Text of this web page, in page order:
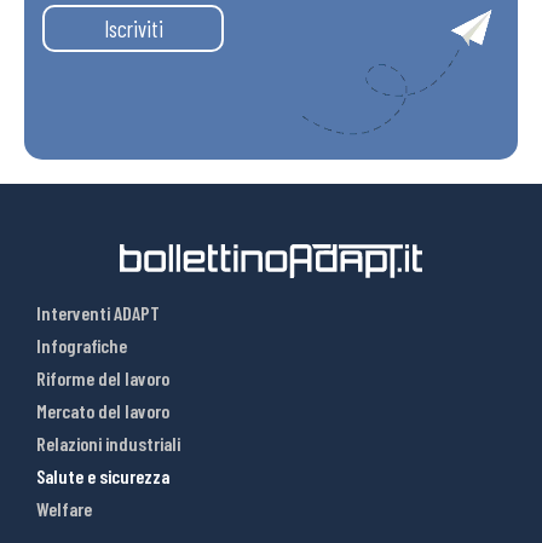
Iscriviti
Interventi ADAPT
Infografiche
Riforme del lavoro
Mercato del lavoro
Relazioni industriali
Salute e sicurezza
Welfare